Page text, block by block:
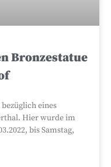
Bronzestatue
eines
Hier wurde im
bis Samstag,